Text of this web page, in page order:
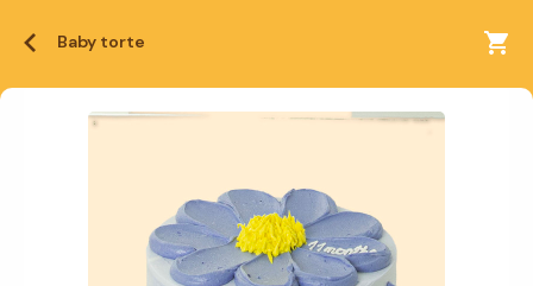
Baby torte